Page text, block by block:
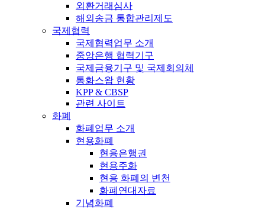
외환거래심사
해외송금 통합관리제도
국제협력
국제협력업무 소개
중앙은행 협력기구
국제금융기구 및 국제회의체
통화스왑 현황
KPP & CBSP
관련 사이트
화폐
화폐업무 소개
현용화폐
현용은행권
현용주화
현용 화폐의 변천
화폐연대자료
기념화폐